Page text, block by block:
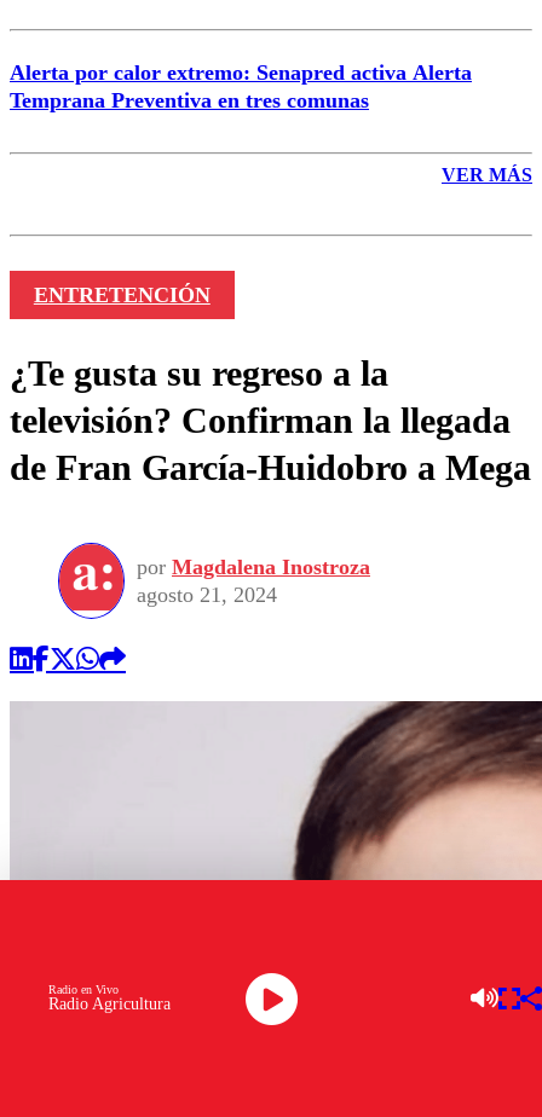
Alerta por calor extremo: Senapred activa Alerta
Temprana Preventiva en tres comunas
VER MÁS
ENTRETENCIÓN
¿Te gusta su regreso a la
televisión? Confirman la llegada
de Fran García-Huidobro a Mega
por Magdalena Inostroza
agosto 21, 2024
Radio Agricultura
Radio en Vivo